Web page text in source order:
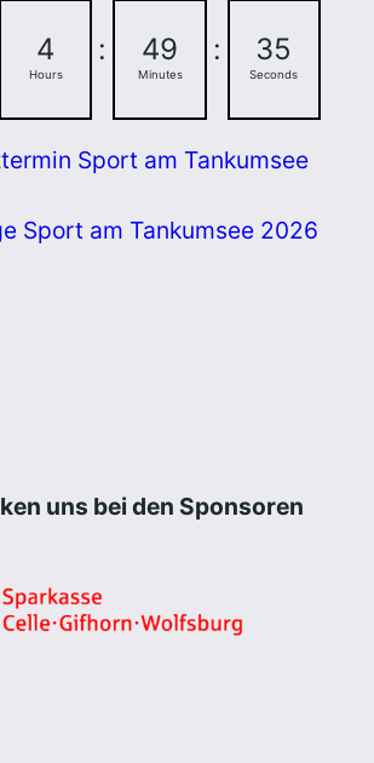
4
Hours
: 49
Minutes
: 34
Seconds
Sport am Tankumsee
Sport am Tankumsee 2026
uns bei den Sponsoren